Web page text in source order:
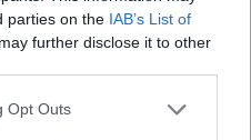
parties on the IAB’s List of
further disclose it to other
uses one or more Google
Opt Outs